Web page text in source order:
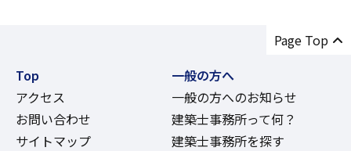
Page Top
Top
アクセス
お問い合わせ
サイトマップ
一般の方へ
一般の方へのお知らせ
建築士事務所って何？
建築士事務所を探す